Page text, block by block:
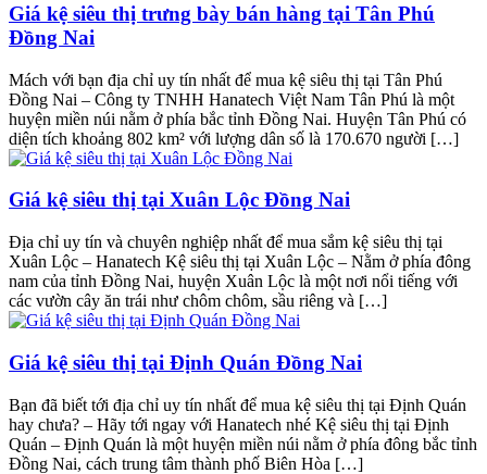
Giá kệ siêu thị trưng bày bán hàng tại Tân Phú
Đồng Nai
Mách với bạn địa chỉ uy tín nhất để mua kệ siêu thị tại Tân Phú
Đồng Nai – Công ty TNHH Hanatech Việt Nam Tân Phú là một
huyện miền núi nằm ở phía bắc tỉnh Đồng Nai. Huyện Tân Phú có
diện tích khoảng 802 km² với lượng dân số là 170.670 người […]
Giá kệ siêu thị tại Xuân Lộc Đồng Nai
Địa chỉ uy tín và chuyên nghiệp nhất để mua sắm kệ siêu thị tại
Xuân Lộc – Hanatech Kệ siêu thị tại Xuân Lộc – Nằm ở phía đông
nam của tỉnh Đồng Nai, huyện Xuân Lộc là một nơi nổi tiếng với
các vườn cây ăn trái như chôm chôm, sầu riêng và […]
Giá kệ siêu thị tại Định Quán Đồng Nai
Bạn đã biết tới địa chỉ uy tín nhất để mua kệ siêu thị tại Định Quán
hay chưa? – Hãy tới ngay với Hanatech nhé Kệ siêu thị tại Định
Quán – Định Quán là một huyện miền núi nằm ở phía đông bắc tỉnh
Đồng Nai, cách trung tâm thành phố Biên Hòa […]